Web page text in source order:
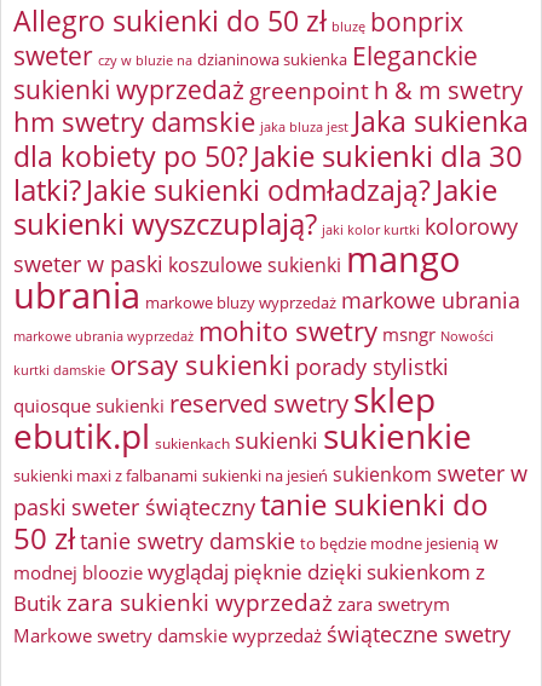
Allegro sukienki do 50 zł bluzę bonprix
sweter czy w bluzie na dzianinowa sukienka Eleganckie
sukienki wyprzedaż greenpointh & m swetry
hm swetry damskie jaka bluza jest Jaka sukienka
dla kobiety po 50?Jakie sukienki dla 30
latki?Jakie sukienki odmładzają?Jakie
sukienki wyszczuplają? jaki kolor kurtki kolorowy
sweter w paski koszulowe sukienki mango
ubrania markowe bluzy wyprzedaż markowe ubrania
markowe ubrania wyprzedaż mohito swetry msngr Nowości
kurtki damskie orsay sukienki porady stylistki
quiosque sukienki reserved swetrysklep
ebutik.pl sukienkach sukienki sukienkie
sukienki maxi z falbanami sukienki na jesień sukienkom sweter w
paski sweter świątecznytanie sukienki do
50 złtanie swetry damskie to będzie modne jesienią w
modnej bloozie wyglądaj pięknie dzięki sukienkom z
Butikzara sukienki wyprzedażzara swetrym
Markowe swetry damskie wyprzedaż świąteczne swetry